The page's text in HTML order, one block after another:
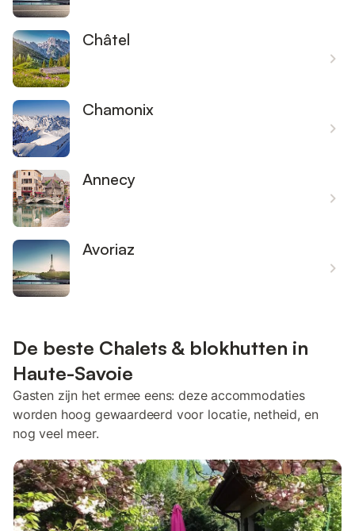
Châtel
Chamonix
Annecy
Avoriaz
De beste Chalets & blokhutten in
Haute-Savoie
Gasten zijn het ermee eens: deze accommodaties
worden hoog gewaardeerd voor locatie, netheid, en
nog veel meer.